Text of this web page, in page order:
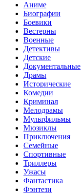
Аниме
Биографии
Боевики
Вестерны
Военные
Детективы
Детские
Документальные
Драмы
Исторические
Комедии
Криминал
Мелодрамы
Мультфильмы
Мюзиклы
Приключения
Семейные
Спортивные
Триллеры
Ужасы
Фантастика
Фэнтези